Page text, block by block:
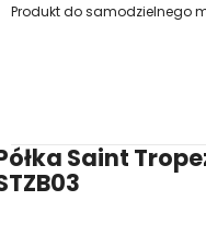
Produkt do samodzielnego
Saint